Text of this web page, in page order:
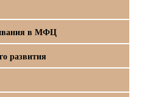
в МФЦ
развития